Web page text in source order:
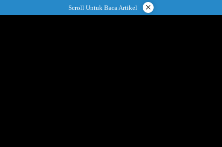
ke
Scroll Untuk Baca Artikel ×